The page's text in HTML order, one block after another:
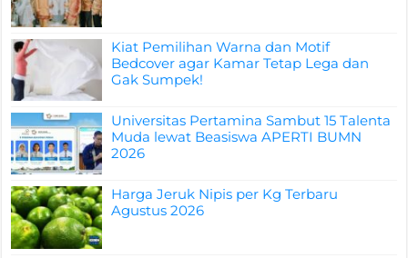
Kiat Pemilihan Warna dan Motif
Bedcover agar Kamar Tetap Lega dan
Gak Sumpek!
Universitas Pertamina Sambut 15 Talenta
Muda lewat Beasiswa APERTI BUMN
2026
Harga Jeruk Nipis per Kg Terbaru
Agustus 2026